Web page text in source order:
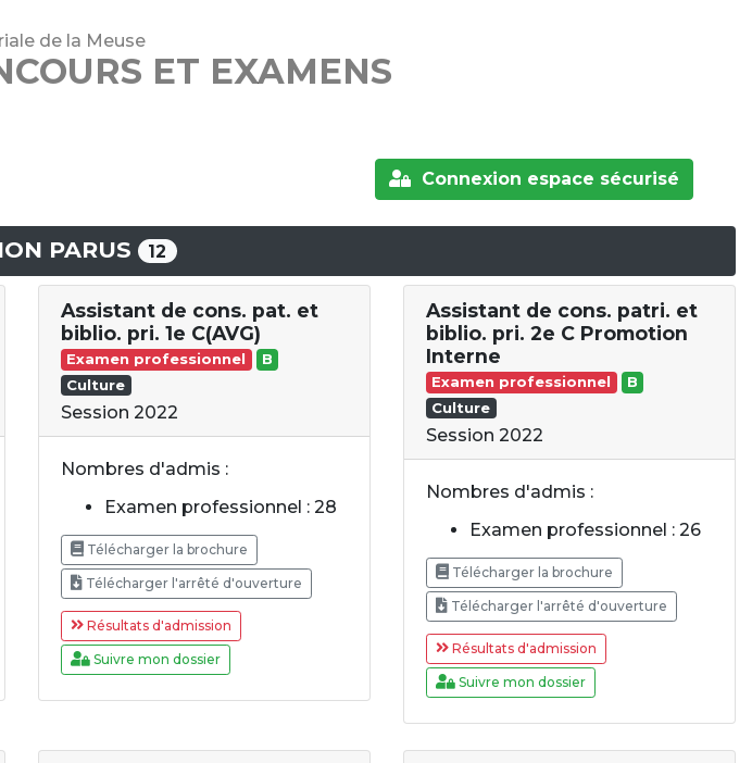
de la Meuse
ET EXAMENS
Connexion espace sécurisé
PARUS 12
Assistant de cons. pat. et
biblio. pri. 1e C(AVG)
Examen professionnel
B
Culture
Session 2022
Nombres d'admis :
Examen professionnel : 28
Télécharger la brochure
Télécharger l'arrêté d'ouverture
Résultats d'admission
Suivre mon dossier
Assistant de cons. patri. et
biblio. pri. 2e C Promotion
Interne
Examen professionnel
B
Culture
Session 2022
Nombres d'admis :
Examen professionnel : 26
Télécharger la brochure
Télécharger l'arrêté d'ouverture
Résultats d'admission
Suivre mon dossier